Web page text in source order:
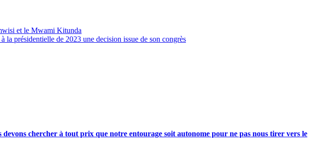
et le Mwami Kitunda
la présidentielle de 2023 une decision issue de son congrès
chercher à tout prix que notre entourage soit autonome pour ne pas nous tirer vers le